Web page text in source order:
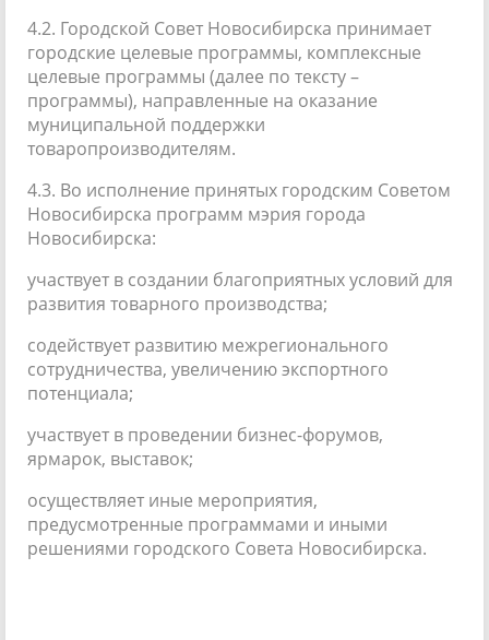
4.2. Городской Совет Новосибирска принимает
городские целевые программы, комплексные
целевые программы (далее по тексту –
программы), направленные на оказание
муниципальной поддержки
товаропроизводителям.
4.3. Во исполнение принятых городским Советом
Новосибирска программ мэрия города
Новосибирска:
участвует в создании благоприятных условий для
развития товарного производства;
содействует развитию межрегионального
сотрудничества, увеличению экспортного
потенциала;
участвует в проведении бизнес-форумов,
ярмарок, выставок;
осуществляет иные мероприятия,
предусмотренные программами и иными
решениями городского Совета Новосибирска.